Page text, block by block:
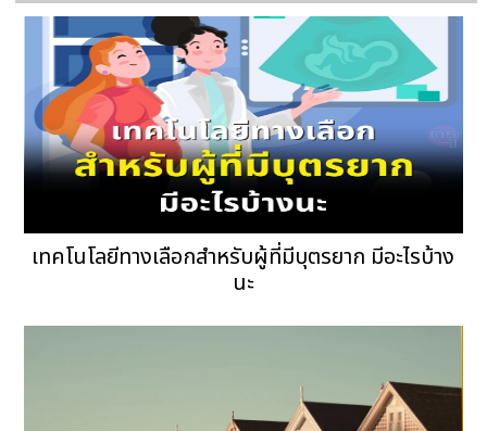
เทคโนโลยีทางเลือกสำหรับผู้ที่มีบุตรยาก มีอะไรบ้าง
นะ